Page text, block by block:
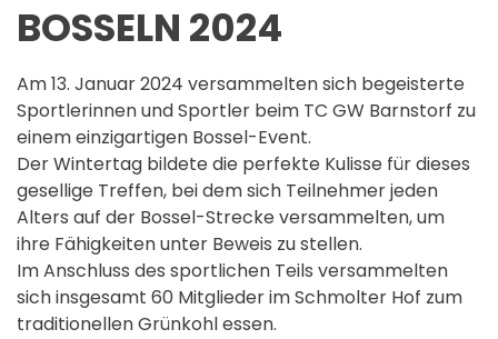
BOSSELN 2024
Am 13. Januar 2024 versammelten sich begeisterte
Sportlerinnen und Sportler beim TC GW Barnstorf zu
einem einzigartigen Bossel-Event.
Der Wintertag bildete die perfekte Kulisse für dieses
gesellige Treffen, bei dem sich Teilnehmer jeden
Alters auf der Bossel-Strecke versammelten, um
ihre Fähigkeiten unter Beweis zu stellen.
Im Anschluss des sportlichen Teils versammelten
sich insgesamt 60 Mitglieder im Schmolter Hof zum
traditionellen Grünkohl essen.